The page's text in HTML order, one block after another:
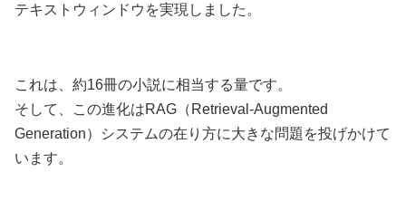
テキストウィンドウを実現しました。
これは、約16冊の小説に相当する量です。
そして、この進化はRAG（Retrieval-Augmented
Generation）システムの在り方に大きな問題を投げかけて
います。